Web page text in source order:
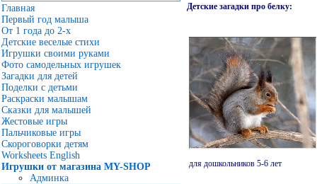
Главная
Первый год малыша
От 1 года до 2-х
Детские веселые стихи
Игрушки своими руками
Фото самодельных игрушек
Загадки для детей
Поделки с детьми
Раскраски малышам
Сказки для малышей
Жестовые игры
Пальчиковые игры
Скороговорки детям
Worksheets English
Игрушки от магазина MY-SHOP
Админка
Детские загадки про белку:
для дошкольников 5-6 лет